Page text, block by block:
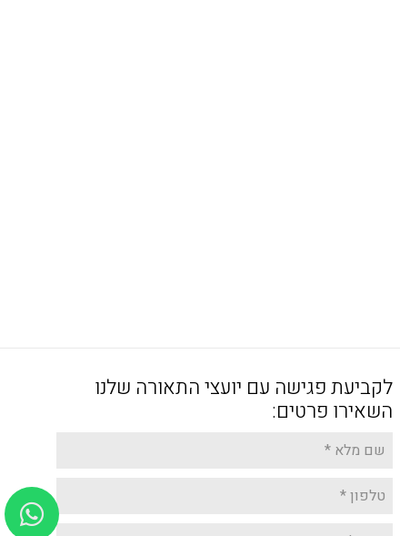
לקביעת פגישה עם יועצי התאורה שלנו
השאירו פרטים: